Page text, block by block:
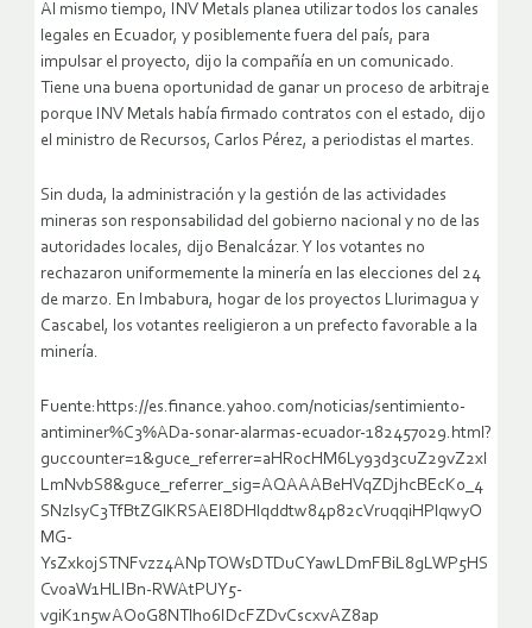
Al mismo tiempo, INV Metals planea utilizar todos los canales
legales en Ecuador, y posiblemente fuera del país, para
impulsar el proyecto, dijo la compañía en un comunicado.
Tiene una buena oportunidad de ganar un proceso de arbitraje
porque INV Metals había firmado contratos con el estado, dijo
el ministro de Recursos, Carlos Pérez, a periodistas el martes.
Sin duda, la administración y la gestión de las actividades
mineras son responsabilidad del gobierno nacional y no de las
autoridades locales, dijo Benalcázar. Y los votantes no
rechazaron uniformemente la minería en las elecciones del 24
de marzo. En Imbabura, hogar de los proyectos Llurimagua y
Cascabel, los votantes reeligieron a un prefecto favorable a la
minería.
Fuente:https://es.finance.yahoo.com/noticias/sentimiento-
antiminer%C3%ADa-sonar-alarmas-ecuador-182457029.html?
guccounter=1&guce_referrer=aHR0cHM6Ly93d3cuZ29vZ2xl
LmNvbS8&guce_referrer_sig=AQAAABeHVqZDjhcBEcK0_4
SNzlsyC3TfBtZGlKRSAEI8DHlqddtw84p82cVruqqiHPlqwyO
MG-
YsZxkojSTNFvzz4ANpTOWsDTDuCYawLDmFBiL8gLWP5HS
CvoaW1HLIBn-RWAtPUY5-
vgiK1n5wAOoG8NTlho6IDcFZDvCscxvAZ8ap